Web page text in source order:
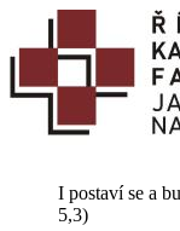
I postaví se a
5,3)